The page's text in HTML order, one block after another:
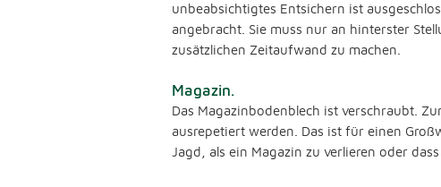
unbeabsichtigtes Entsichern ist
angebracht. Sie muss nur an hinterster
zusätzlichen Zeitaufwand zu machen.
Magazin.
Das Magazinbodenblech ist verschraubt.
ausrepetiert werden. Das ist für einen
Jagd, als ein Magazin zu verlieren oder